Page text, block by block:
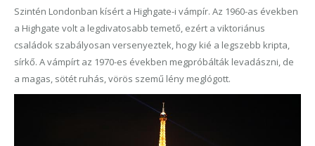
Szintén Londonban kísért a Highgate-i vámpír. Az 1960-as években
a Highgate volt a legdivatosabb temető, ezért a viktoriánus
családok szabályosan versenyeztek, hogy kié a legszebb kripta,
sírkő. A vámpírt az 1970-es években megpróbálták levadászni, de
a magas, sötét ruhás, vörös szemű lény meglógott.